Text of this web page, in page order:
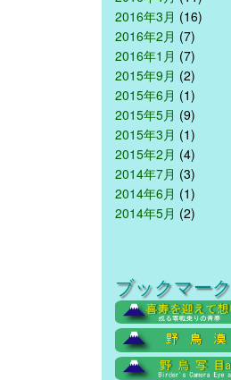
2016年3月 (16)
2016年2月 (7)
2016年1月 (7)
2015年9月 (2)
2015年6月 (1)
2015年5月 (9)
2015年3月 (1)
2015年2月 (4)
2014年7月 (3)
2014年6月 (1)
2014年5月 (2)
ブックマーク